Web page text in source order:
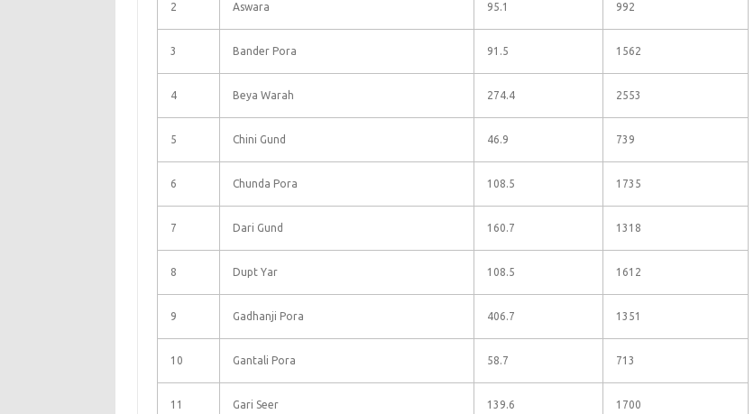
2 Aswara 95.1 992
3 Bander Pora 91.5 1562
4 Beya Warah 274.4 2553
5 Chini Gund 46.9 739
6 Chunda Pora 108.5 1735
7 Dari Gund 160.7 1318
8 Dupt Yar 108.5 1612
9 Gadhanji Pora 406.7 1351
10 Gantali Pora 58.7 713
11 Gari Seer 139.6 1700